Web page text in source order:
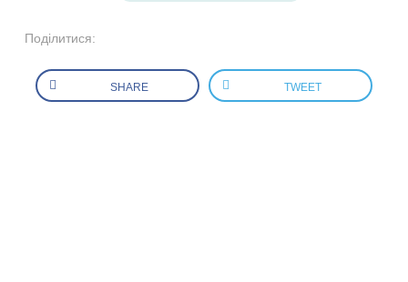
Поділитися:
SHARE TWEET